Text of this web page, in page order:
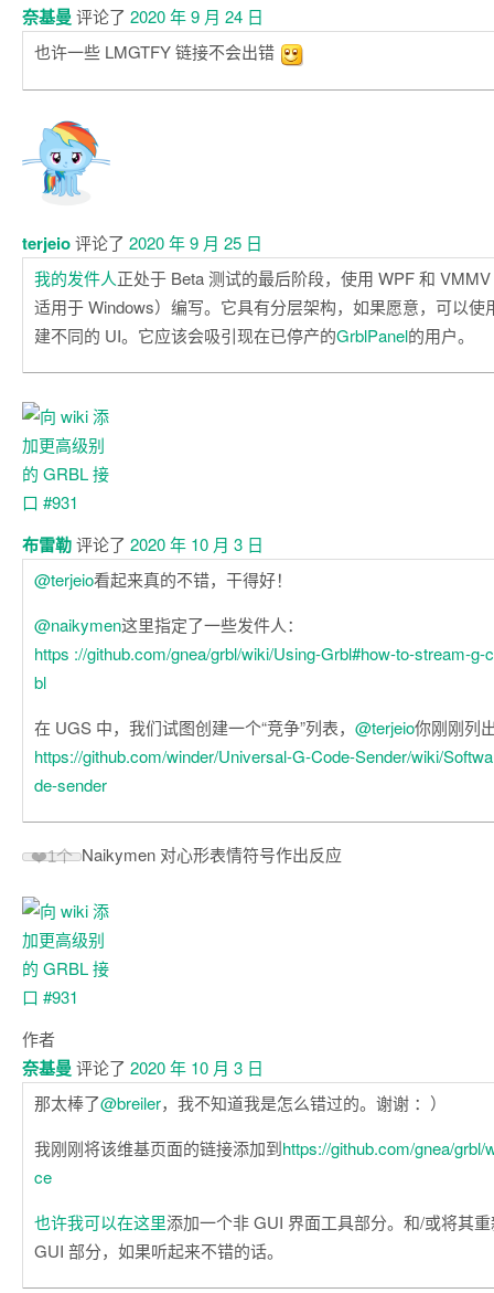
奈基曼 评论了 2020 年 9 月 24 日
也许一些 LMGTFY 链接不会出错
terjeio评论了 2020 年 9 月 25 日
我的发件人正处于 Beta 测试的最后阶段，使用 WPF 和
适用于 Windows）编写。它具有分层架构，如果愿意，可以使
建不同的 UI。它应该会吸引现在已停产的GrblPanel的用户。
布雷勒评论了 2020 年 10 月 3 日
@terjeio看起来真的不错，干得好！
@naikymen这里指定了一些发件人：
https ://github.com/gnea/grbl/wiki/Using-Grbl#how-to-stream-g-
bl
在 UGS 中，我们试图创建一个“竞争”列表， @terjeio你刚刚列
https://github.com/winder/Universal-G-Code-Sender/wiki/
de-sender
❤️1个 Naikymen 对心形表情符号作出反应
作者
奈基曼 评论了 2020 年 10 月 3 日
那太棒了@breiler，我不知道我是怎么错过的。谢谢 ：）
我刚刚将该维基页面的链接添加到https://github.com/gnea/grbl/
ce
也许我可以在这里添加一个非 GUI 界面工具部分。和/或将其
GUI 部分，如果听起来不错的话。